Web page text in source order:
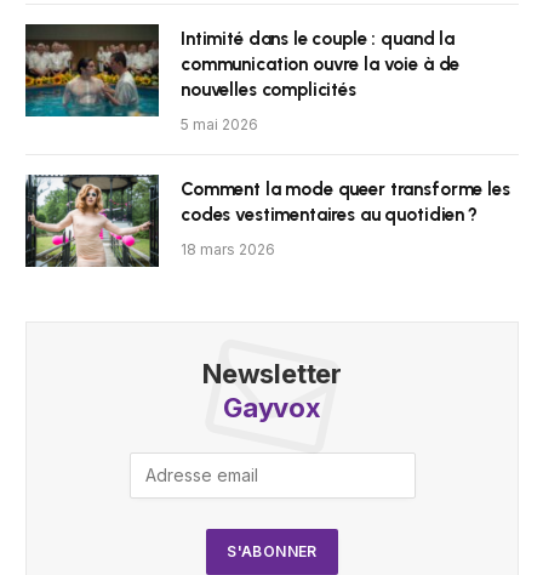
Intimité dans le couple : quand la
communication ouvre la voie à de
nouvelles complicités
5 mai 2026
Comment la mode queer transforme les
codes vestimentaires au quotidien ?
18 mars 2026
Newsletter
Gayvox